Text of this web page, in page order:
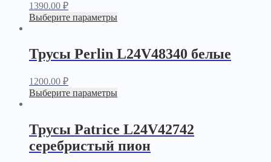
1390.00 ₽
Выберите параметры
Трусы Perlin L24V48340 белые
1200.00 ₽
Выберите параметры
Трусы Patrice L24V42742
серебристый пион